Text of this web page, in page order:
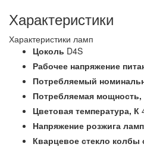
Характеристики
Характеристики ламп
Цоколь D4S
Рабочее напряжение
Потребляемый
Потребляемая мощность,
Цветовая температура, К
Напряжение розжига
Кварцевое стекло колбы